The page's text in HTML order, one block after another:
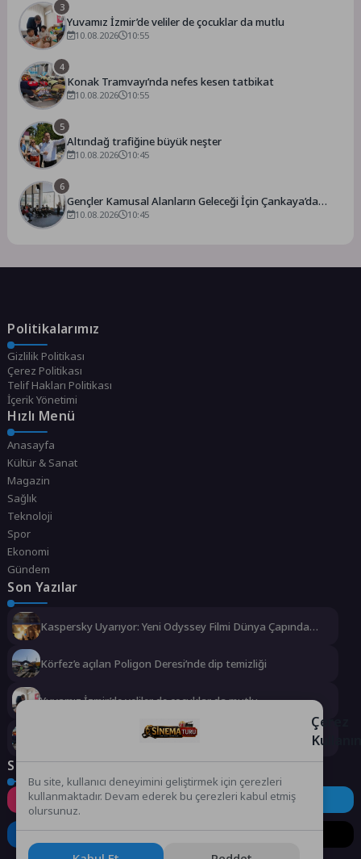
3
Yuvamız İzmir’de veliler de çocuklar da mutlu
10.08.2026 10:55
4
Konak Tramvayı’nda nefes kesen tatbikat
10.08.2026 10:55
5
Altındağ trafiğine büyük neşter
10.08.2026 10:45
6
Gençler Kamusal Alanların Geleceği İçin Çankaya’da
Buluştu
10.08.2026 10:45
Politikalarımız
Gizlilik Politikası
Çerez Politikası
Telif Hakları Politikası
İçerik Yönetimi
Hızlı Menü
Anasayfa
Kültür & Sanat
Magazin
Sağlık
Teknoloji
Spor
Ekonomi
Gündem
Son Yazılar
Kaspersky Uyarıyor: Yeni Odyssey Filmi Dünya Çapında
Körfez’e açılan Poligon Deresi’nde dip temizliği
Yuvamız İzmir’de veliler de çocuklar da mutlu
Konak Tramvayı’nda nefes kesen tatbikat
Sosyal Medya
Instagram Facebook Twitter
LinkedIn YouTube TikTok
Çerez
Bu site, kullanıcı deneyimini geliştirmek için çerezleri
kullanmaktadır. Devam ederek bu çerezleri kabul etmiş
olursunuz.